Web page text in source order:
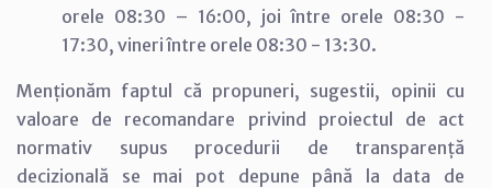
orele 08:30 – 16:00, joi între orele 08:30 -
17:30, vineri între orele 08:30 - 13:30.
Menționăm faptul că propuneri, sugestii, opinii cu
valoare de recomandare privind proiectul de act
normativ supus procedurii de transparență
decizională se mai pot depune până la data de